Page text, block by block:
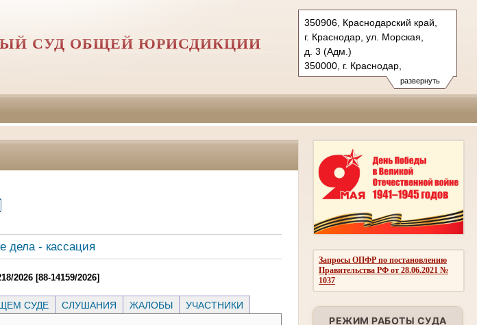
развернуть
350906, Краснодарский край,
г. Краснодар, ул. Морская,
д. 3 (Адм.)
350000, г. Краснодар,
ул. Красная, д.113 (Уг.)
350907, г. Краснодар,
Тел.: (861) 219-24-00
СУД ОБЩЕЙ ЮРИСДИКЦИИ
Запросы ОПФР по постановлению
Правительства РФ от 28.06.2021 №
1037
РЕЖИМ РАБОТЫ СУДА
дела - кассация
2026 [88-14159/2026]
СУДЕ СЛУШАНИЯ ЖАЛОБЫ УЧАСТНИКИ